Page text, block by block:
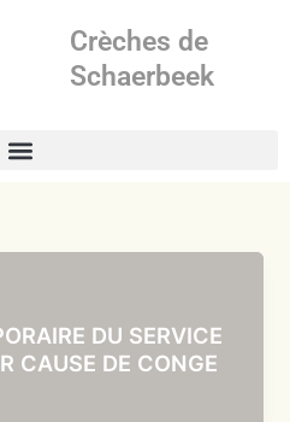
Crèches de
Schaerbeek
DU SERVICE
CAUSE DE CONGE